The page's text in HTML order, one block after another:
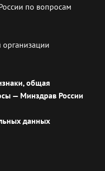
по вопросам
организации
общая
— Минздрав России
данных